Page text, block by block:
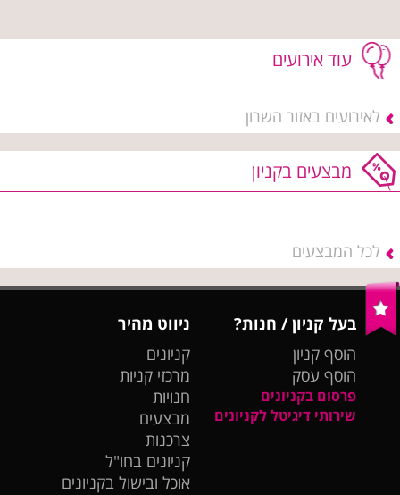
עוד אירועים
לאירועים באזור השרון
מבצעים בקניון
לכל המבצעים
בעל קניון / חנות?
הוסף קניון
הוסף עסק
פרסום בקניונים
שירותי דיגיטל לקניונים
ניווט מהיר
קניונים
מרכזי קניות
חנויות
מבצעים
צרכנות
קניונים בחו"ל
אוכל ובישול בקניונים